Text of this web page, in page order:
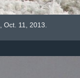
11, 2013.